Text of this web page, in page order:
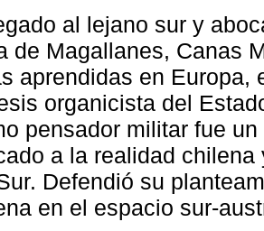
al lejano sur y
de Magallanes, Canas
aprendidas en
organicista del
pensador militar fue
a la realidad
Defendió su
en el espacio sur-